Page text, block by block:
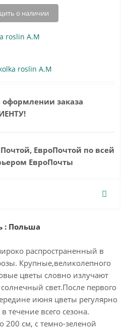
о наличии
roslin A.M
roslin A.M
заказа
ЕвроПочтой по всей
ЕвроПочты
: Польша
распространенный в
Крупные,великолепного
цветы словно излучают
свет.После первого
июня цветы регулярно
течение всего сезона.
200 см, с темно-зеленой